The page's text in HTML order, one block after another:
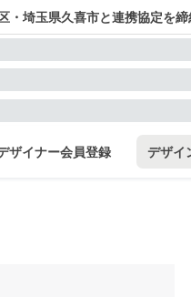
・埼玉県久喜市と連携協定を
ザイナー会員登録 デザイ